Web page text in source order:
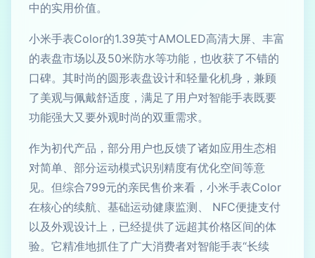
中的实用价值。
小米手表Color的1.39英寸AMOLED高清大屏、丰富
的表盘市场以及50米防水等功能，也收获了不错的
口碑。其时尚的圆形表盘设计和轻量化机身，兼顾
了美观与佩戴舒适度，满足了用户对智能手表既要
功能强大又要外观时尚的双重需求。
作为初代产品，部分用户也反馈了诸如应用生态相
对简单、部分运动模式识别精度有优化空间等意
见。但综合799元的亲民售价来看，小米手表Color
在核心的续航、基础运动健康监测、 NFC便捷支付
以及外观设计上，已经提供了远超其价格区间的体
验。它精准地抓住了广大消费者对智能手表“长续